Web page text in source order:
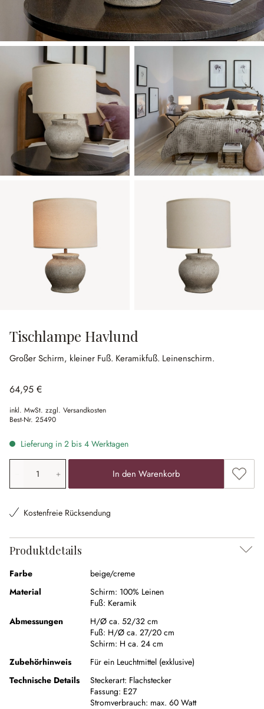
Tischlampe Havlund
Großer Schirm, kleiner Fuß. Keramikfuß. Leinenschirm.
64,95 €
inkl. MwSt. zzgl. Versandkosten
Best-Nr. 25490
Lieferung in 2 bis 4 Werktagen
Produkt Anzahl: Gib den gewünschten Wert ein oder
In den Warenkorb Zum
Kostenfreie Rücksendung
Produktdetails
Farbe
beige/creme
Material
Schirm: 100% Leinen
Fuß: Keramik
Abmessungen
H/Ø ca. 52/32 cm
Fuß: H/Ø ca. 27/20 cm
Schirm: H ca. 24 cm
Zubehörhinweis
Für ein Leuchtmittel (exklusive)
Technische Details
Steckerart: Flachstecker
Fassung: E27
Stromverbrauch: max. 60 Watt